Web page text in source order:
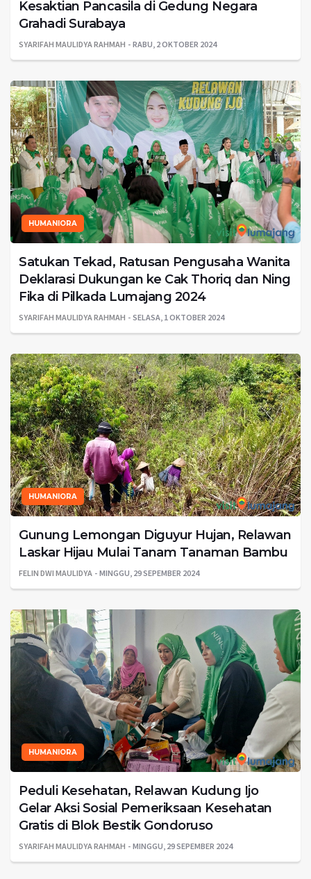
Kesaktian Pancasila di Gedung Negara
Grahadi Surabaya
SYARIFAH MAULIDYA RAHMAH RABU, 2 OKTOBER 2024
HUMANIORA
Satukan Tekad, Ratusan Pengusaha Wanita
Deklarasi Dukungan ke Cak Thoriq dan Ning
Fika di Pilkada Lumajang 2024
SYARIFAH MAULIDYA RAHMAH SELASA, 1 OKTOBER 2024
HUMANIORA
Gunung Lemongan Diguyur Hujan, Relawan
Laskar Hijau Mulai Tanam Tanaman Bambu
FELIN DWI MAULIDYA MINGGU, 29 SEPEMBER 2024
HUMANIORA
Peduli Kesehatan, Relawan Kudung Ijo
Gelar Aksi Sosial Pemeriksaan Kesehatan
Gratis di Blok Bestik Gondoruso
SYARIFAH MAULIDYA RAHMAH MINGGU, 29 SEPEMBER 2024